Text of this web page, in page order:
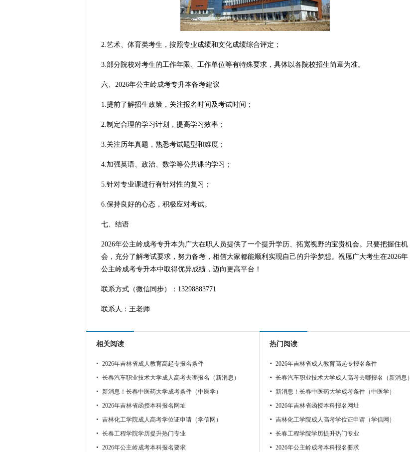
2.艺术、体育类考生，按照专业成绩和文化成绩综合评定；
3.部分院校对考生的工作年限、工作单位等有特殊要求，具体以各院校招生简章为准。
六、2026年公主岭成考专升本备考建议
1.提前了解招生政策，关注报名时间及考试时间；
2.制定合理的学习计划，提高学习效率；
3.关注历年真题，熟悉考试题型和难度；
4.加强英语、政治、数学等公共课的学习；
5.针对专业课进行有针对性的复习；
6.保持良好的心态，积极应对考试。
七、结语
2026年公主岭成考专升本为广大在职人员提供了一个提升学历、拓宽视野的宝贵机会。只要把握住机
会，充分了解考试要求，努力备考，相信大家都能顺利实现自己的升学梦想。祝愿广大考生在2026年
公主岭成考专升本中取得优异成绩，迈向更高平台！
联系方式（微信同步）：13298883771
联系人：王老师
相关阅读
2026年吉林省成人教育高起专报名条件
长春汽车职业技术大学成人高考去哪报名（新消息）
新消息！长春中医药大学成考条件（中医学）
2026年吉林省函授本科报名网址
吉林化工学院成人高考学位证申请（学信网）
长春工程学院学历提升热门专业
2026年公主岭成考本科报名要求
热门阅读
2026年吉林省成人教育高起专报名条件
长春汽车职业技术大学成人高考去哪报名（新消息）
新消息！长春中医药大学成考条件（中医学）
2026年吉林省函授本科报名网址
吉林化工学院成人高考学位证申请（学信网）
长春工程学院学历提升热门专业
2026年公主岭成考本科报名要求